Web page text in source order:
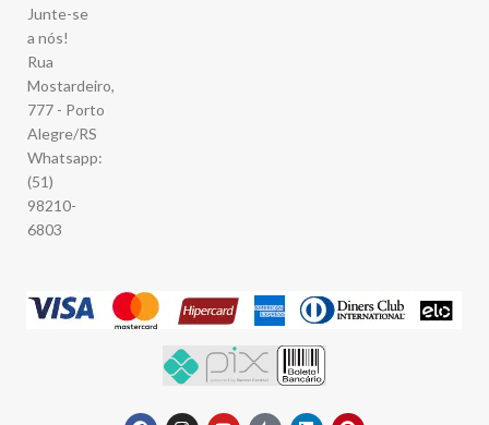
Junte-se
a nós!
Rua
Mostardeiro,
777 - Porto
Alegre/RS
Whatsapp:
(51)
98210-
6803